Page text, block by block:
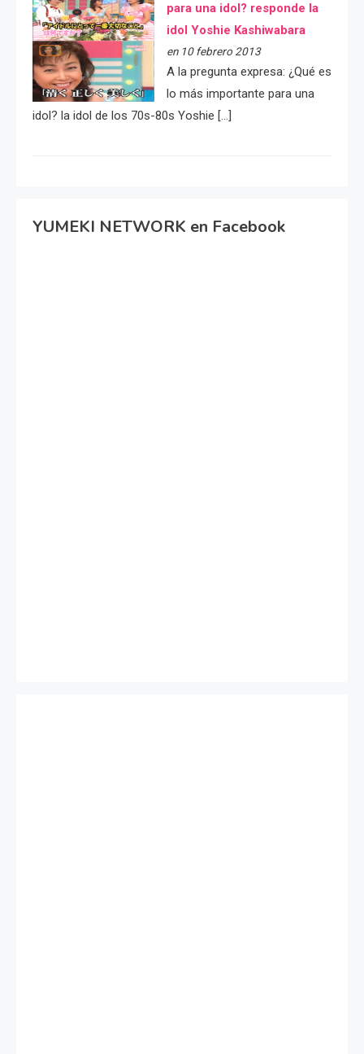
para una idol? responde la
idol Yoshie Kashiwabara
en 10 febrero 2013
A la pregunta expresa: ¿Qué es
lo más importante para una
idol? la idol de los 70s-80s Yoshie […]
YUMEKI NETWORK en Facebook